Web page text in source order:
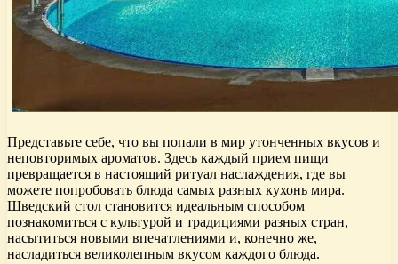
Представьте себе, что вы попали в мир утонченных вкусов и
неповторимых ароматов. Здесь каждый прием пищи
превращается в настоящий ритуал наслаждения, где вы
можете попробовать блюда самых разных кухонь мира.
Шведский стол становится идеальным способом
познакомиться с культурой и традициями разных стран,
насытиться новыми впечатлениями и, конечно же,
насладиться великолепным вкусом каждого блюда.